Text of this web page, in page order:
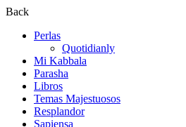
Back
Perlas
Quotidianly
Mi Kabbala
Parasha
Libros
Temas Majestuosos
Resplandor
Sapiensa